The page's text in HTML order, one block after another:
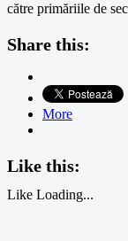
către primăriile de
Share this:
More
Like this:
Like Loading...